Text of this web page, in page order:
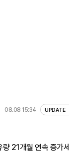
08.08 15:34 UPDATE
21개월 연속 증가세